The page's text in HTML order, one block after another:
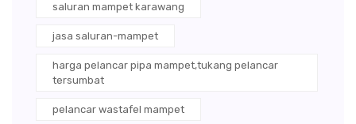
saluran mampet karawang
jasa saluran-mampet
harga pelancar pipa mampet,tukang pelancar
tersumbat
pelancar wastafel mampet